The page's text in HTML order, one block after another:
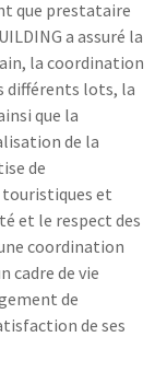
que prestataire
a assuré la
la coordination
différents lots, la
que la
de la
de
touristiques et
et le respect des
coordination
cadre de vie
de
de ses